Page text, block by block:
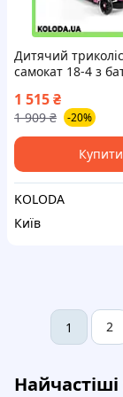
Дитячий
самокат 18-4 з
ручкою та
колеса та
комфортного
1 515₴
1 909 ₴ -20%
Купити
KOLODA
Київ
1 2